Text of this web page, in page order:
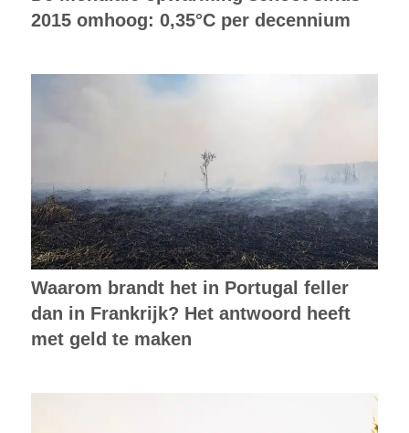
2015 omhoog: 0,35°C per decennium
Waarom brandt het in Portugal feller
dan in Frankrijk? Het antwoord heeft
met geld te maken